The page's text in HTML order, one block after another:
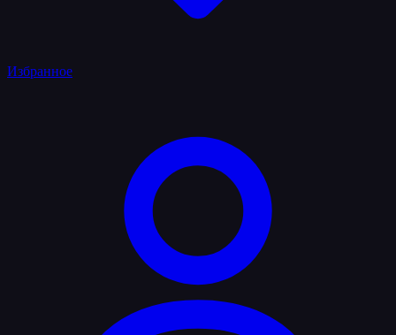
Избранное